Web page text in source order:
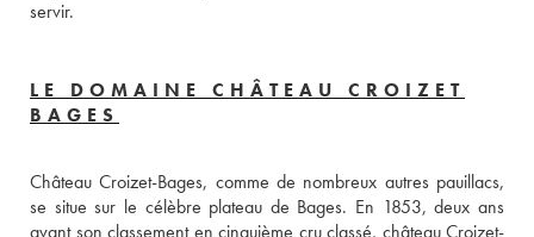
LE DOMAINE CHÂTEAU CROIZET
BAGES
Château Croizet-Bages, comme de nombreux autres pauillacs,
se situe sur le célèbre plateau de Bages. En 1853, deux ans
avant son classement en cinquième cru classé, château Croizet-